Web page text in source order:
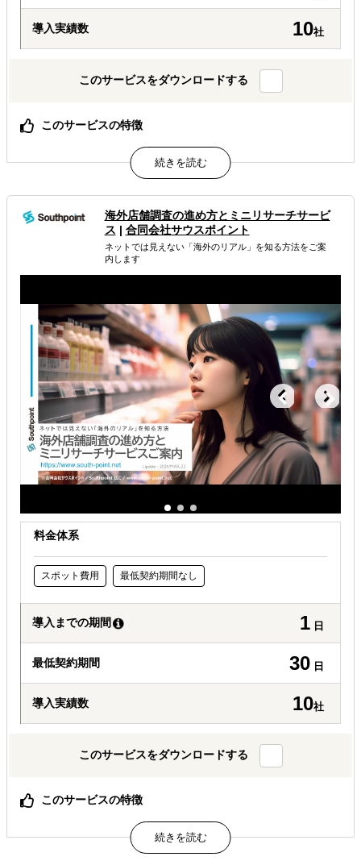
導入実績数 10社
このサービスをダウンロードする
このサービスの特徴
日本企業の海外展開に確かな「戦略」を、常識を覆すスピ
ードと費用でご提供
期間は１日、費用はわずか６９，８００円（税別）、国家
資格有資格者が対応するから安くても安心
属するジャンル
海外進出総合支援
解決できる課題
どの国に進出するべきか決めたい
自社事業に最適な進出形態を知りたい
許認可や規制調査など輸出／販売の準備をしたい
海外店舗調査の進め方とミニリサーチサービ
ス | 合同会社サウスポイント
ネットでは見えない「海外のリアル」を知る方法をご案
内します
料金体系
スポット費用 最低契約期間なし
導入までの期間 1 日
最低契約期間 30 日
導入実績数 10社
このサービスをダウンロードする
このサービスの特徴
渡航費・語学・ノウハウ・準備不要で、海外の消費の現場
のリアルを可視化
丁寧にヒアリングを実施、調査後のミーティングも実施